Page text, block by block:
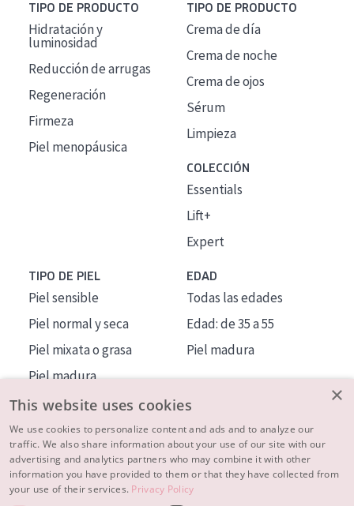
TIPO DE PRODUCTO
Hidratación y
luminosidad
Reducción de arrugas
Regeneración
Firmeza
Piel menopáusica
TIPO DE PRODUCTO
Crema de día
Crema de noche
Crema de ojos
Sérum
Limpieza
COLECCIÓN
Essentials
Lift+
Expert
TIPO DE PIEL
Piel sensible
Piel normal y seca
Piel mixata o grasa
Piel madura
Piel expuesta al sol
Piel menopáusica
EDAD
Todas las edades
Edad: de 35 a 55
Piel madura
MÁS SOBRE NOSOTROS
INSPIRACIÓN
×
This website uses cookies
We use cookies to personalize content and ads and to analyze our
traffic. We also share information about your use of our site with our
advertising and analytics partners who may combine it with other
information you have provided to them or that they have collected from
your use of their services. Privacy Policy